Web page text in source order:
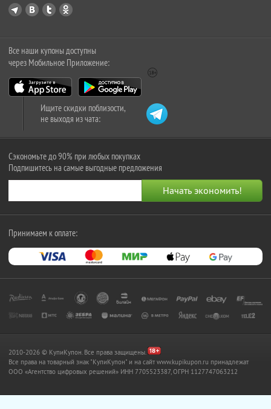
Все наши купоны доступны
через Мобильное Приложение:
Ищите скидки поблизости,
не выходя из чата:
Сэкономьте до 90% при любых покупках
Подпишитесь на самые выгодные предложения
Принимаем к оплате:
2010-2026 © КупиКупон. Все права защищены.
Все права на товарный знак "КупиКупон" и на сайт www.kupikupon.ru принадлежат
OOO «Агентство цифровых решений» ИНН 7705523387, ОГРН 1127747063212